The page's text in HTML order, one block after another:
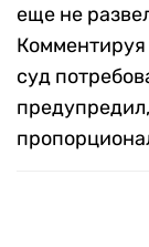
еще не
Комментируя
суд